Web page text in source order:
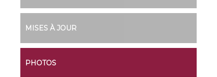
MISES À JOUR
PHOTOS